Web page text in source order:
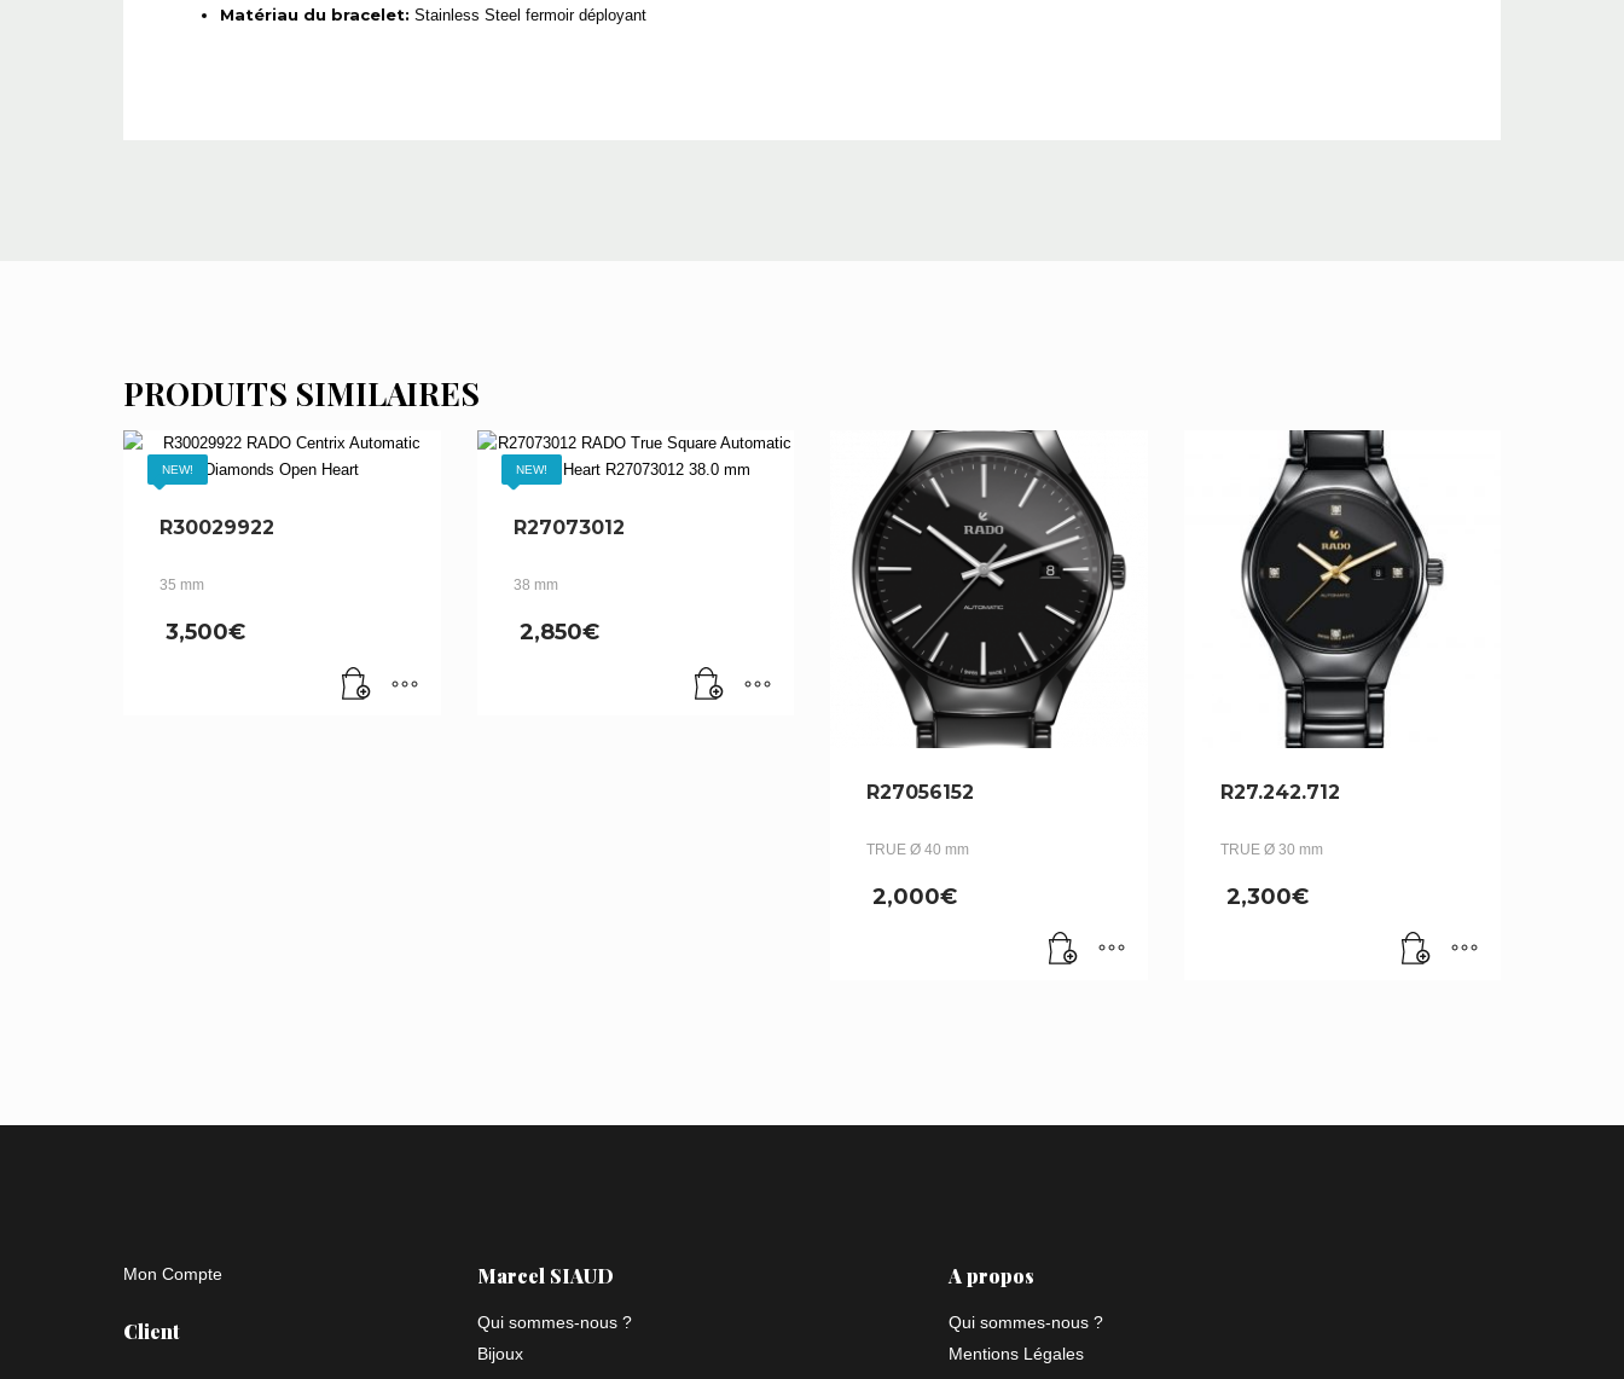
Matériau du bracelet: Stainless Steel fermoir déployant
PRODUITS SIMILAIRES
NEW!
R30029922
35 mm
3,500€
NEW!
R27073012
38 mm
2,850€
R27056152
TRUE Ø 40 mm
2,000€
R27.242.712
TRUE Ø 30 mm
2,300€
Mon Compte
Client
Marcel SIAUD
Qui sommes-nous ?
Bijoux
A propos
Qui sommes-nous ?
Mentions Légales